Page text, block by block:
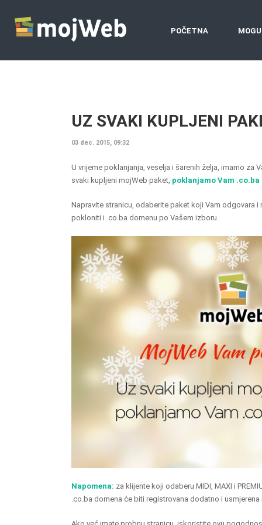
POČETNA
UZ SVAKI KUPLJENI
03 dec. 2015, 09:32
U vrijeme poklanjanja, veselja i šarenih želja, imamo za
svaki kupljeni mojWeb paket, poklanjamo Vam .co.ba
Napravite stranicu, odaberite paket koji Vam odgovara
pokloniti i .co.ba domenu po Vašem izboru.
Napomena: za klijente koji odaberu MIDI, MAXI i
.co.ba domena će biti registrovana dodatno i